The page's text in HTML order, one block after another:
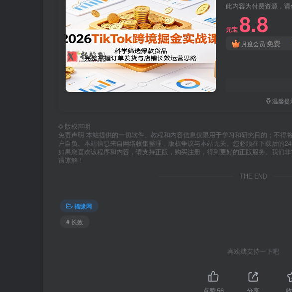
此内容为付费资源，
元宝 8.8
月度会员 免费
温馨提
© 版权声明
免责声明 本站提供的一切软件、教程和内容信息仅限用于学习和研究目的；不得
户自负。本站信息来自网络收集整理，版权争议与本站无关。您必须在下载后的
如果您喜欢该程序和内容，请支持正版，购买注册，得到更好的正版服务。我们
请谅解！
THE END
福缘网
# 长效
喜欢就支持一下吧